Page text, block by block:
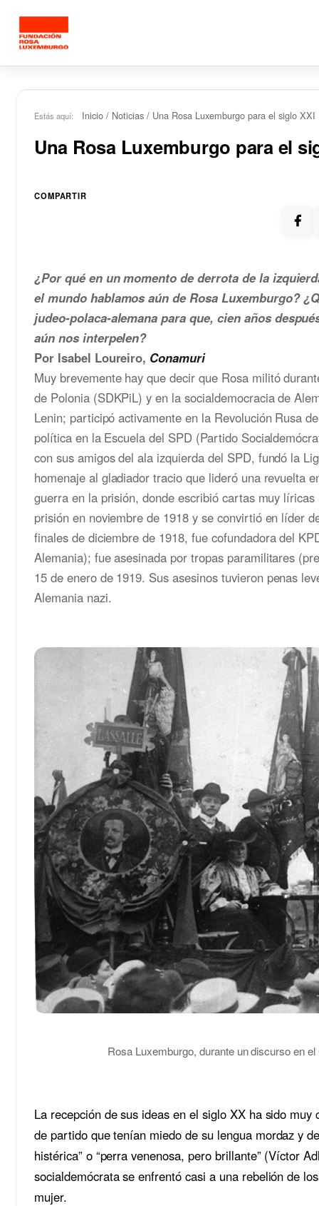
Estás aquí: Inicio / Noticias / Una Rosa Luxemburgo para el siglo XXI
Una Rosa Luxemburgo para el
COMPARTIR
¿Por qué en un momento de derrota de la
el mundo hablamos aún de Rosa Luxemburgo?
judeo-polaca-alemana para que, cien años
aún nos interpelen?
Por Isabel Loureiro, Conamuri
Muy brevemente hay que decir que Rosa militó
de Polonia (SDKPiL) y en la socialdemocracia de
Lenin; participó activamente en la Revolución Rusa
política en la Escuela del SPD (Partido
con sus amigos del ala izquierda del SPD, fundó la
homenaje al gladiador tracio que lideró una revuelta
guerra en la prisión, donde escribió cartas muy
prisión en noviembre de 1918 y se convirtió en líder
finales de diciembre de 1918, fue cofundadora del
Alemania); fue asesinada por tropas paramilitares
15 de enero de 1919. Sus asesinos tuvieron penas
Alemania nazi.
Rosa Luxemburgo, durante un discurso en
La recepción de sus ideas en el siglo XX ha sido
de partido que tenían miedo de su lengua mordaz y
histérica” o “perra venenosa, pero brillante” (Víctor
socialdemócrata se enfrentó casi a una rebelión de
mujer.